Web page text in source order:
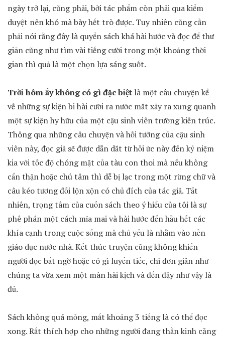
ngày trở lại, cũng phải, bởi tác phẩm còn phải qua kiểm
duyệt nên khó mà bày hết trò được. Tuy nhiên cũng cần
phải nói rằng đây là quyển sách khá hài hước và đọc để thư
giãn cũng như tìm vài tiếng cười trong một khoảng thời
gian thì quả là một chọn lựa sáng suốt.
Trời hôm ấy không có gì đặc biệt là một câu chuyện kể
về những sự kiện bi hài cười ra nước mắt xảy ra xung quanh
một sự kiện hy hữu của một cậu sinh viên trường kiến trúc.
Thông qua những câu chuyện và hồi tưởng của cậu sinh
viên này, đọc giả sẽ được dẫn dắt từ hồi ức này đến kỷ niệm
kia với tốc độ chóng mặt của tàu con thoi mà nếu không
cẩn thận hoặc chú tâm thì dễ bị lạc trong một rừng chữ và
câu kéo tương đối lộn xộn có chủ đích của tác giả. Tất
nhiên, trọng tâm của cuốn sách theo ý hiểu của tôi là sự
phê phán một cách mỉa mai và hài hước đến hầu hết các
khía cạnh trong cuộc sống mà chủ yếu là nhằm vào nền
giáo dục nước nhà. Kết thúc truyện cũng không khiến
người đọc bất ngờ hoặc có gì luyến tiếc, chỉ đơn giản như
chúng ta vừa xem một màn hài kịch và đến đậy như vậy là
đủ.
Sách không quá mỏng, mất khoảng 3 tiếng là có thể đọc
xong. Rất thích hợp cho những người đang thần kinh căng